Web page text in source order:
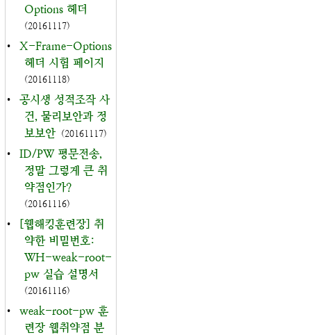
Options 헤더
(20161117)
•
X-Frame-Options
헤더 시험 페이지
(20161118)
•
공시생 성적조작 사
건, 물리보안과 정
보보안 (20161117)
•
ID/PW 평문전송,
정말 그렇게 큰 취
약점인가?
(20161116)
•
[웹해킹훈련장] 취
약한 비밀번호:
WH-weak-root-
pw 실습 설명서
(20161116)
•
weak-root-pw 훈
련장 웹취약점 분